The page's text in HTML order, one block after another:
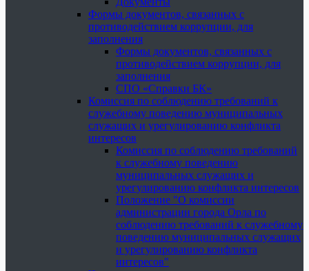
Формы документов, связанных с
противодействием коррупции, для
заполнения
Формы документов, связанных с
противодействием коррупции, для
заполнения
СПО «Справки БК»
Комиссия по соблюдению требований к
служебному поведению муниципальных
служащих и урегулированию конфликта
интересов
Комиссия по соблюдению требований
к служебному поведению
муниципальных служащих и
урегулированию конфликта интересов
Положение "О комиссии
администрации города Орла по
соблюдению требований к служебному
поведению муниципальных служащих
и урегулированию конфликта
интересов"